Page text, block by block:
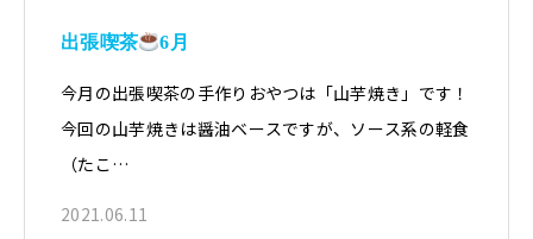
出張喫茶 6月
今月の出張喫茶の手作りおやつは「山芋焼き」です！
今回の山芋焼きは醤油ベースですが、ソース系の軽食
（たこ…
2021.06.11